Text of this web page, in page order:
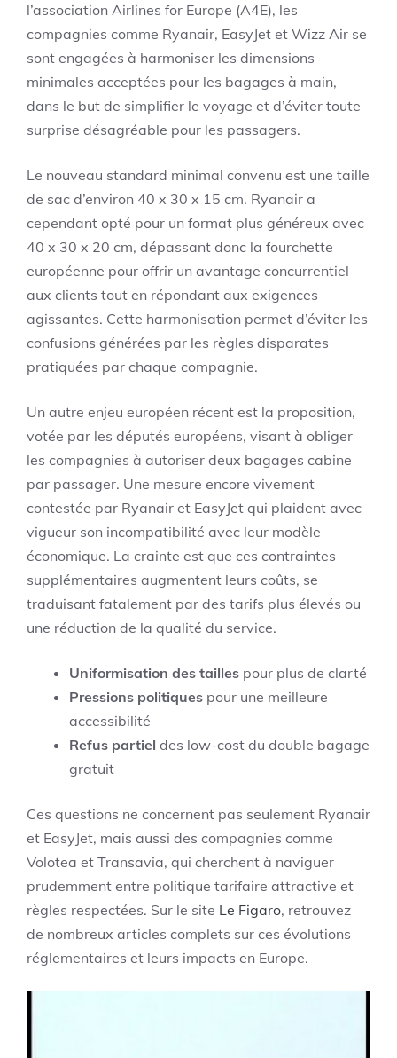
l’association Airlines for Europe (A4E), les
compagnies comme Ryanair, EasyJet et Wizz Air se
sont engagées à harmoniser les dimensions
minimales acceptées pour les bagages à main,
dans le but de simplifier le voyage et d’éviter toute
surprise désagréable pour les passagers.
Le nouveau standard minimal convenu est une taille
de sac d’environ 40 x 30 x 15 cm. Ryanair a
cependant opté pour un format plus généreux avec
40 x 30 x 20 cm, dépassant donc la fourchette
européenne pour offrir un avantage concurrentiel
aux clients tout en répondant aux exigences
agissantes. Cette harmonisation permet d’éviter les
confusions générées par les règles disparates
pratiquées par chaque compagnie.
Un autre enjeu européen récent est la proposition,
votée par les députés européens, visant à obliger
les compagnies à autoriser deux bagages cabine
par passager. Une mesure encore vivement
contestée par Ryanair et EasyJet qui plaident avec
vigueur son incompatibilité avec leur modèle
économique. La crainte est que ces contraintes
supplémentaires augmentent leurs coûts, se
traduisant fatalement par des tarifs plus élevés ou
une réduction de la qualité du service.
Uniformisation des tailles pour plus de clarté
Pressions politiques pour une meilleure
accessibilité
Refus partiel des low-cost du double bagage
gratuit
Ces questions ne concernent pas seulement Ryanair
et EasyJet, mais aussi des compagnies comme
Volotea et Transavia, qui cherchent à naviguer
prudemment entre politique tarifaire attractive et
règles respectées. Sur le site Le Figaro, retrouvez
de nombreux articles complets sur ces évolutions
réglementaires et leurs impacts en Europe.